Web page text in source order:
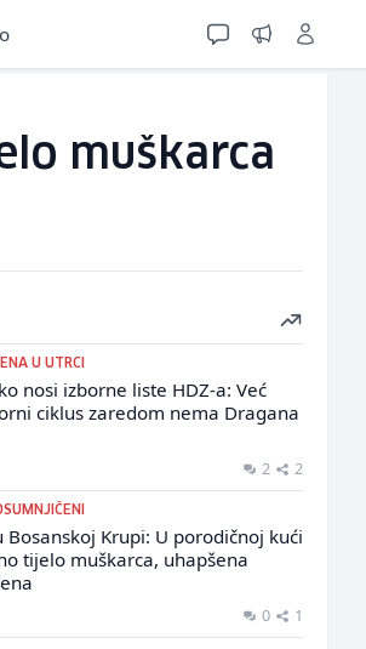
muškarca
U UTRCI
nosi izborne liste HDZ-a: Već
ciklus zaredom nema Dragana
2 2
Bosanskoj Krupi: U porodičnoj kući
tijelo muškarca, uhapšena
0 1